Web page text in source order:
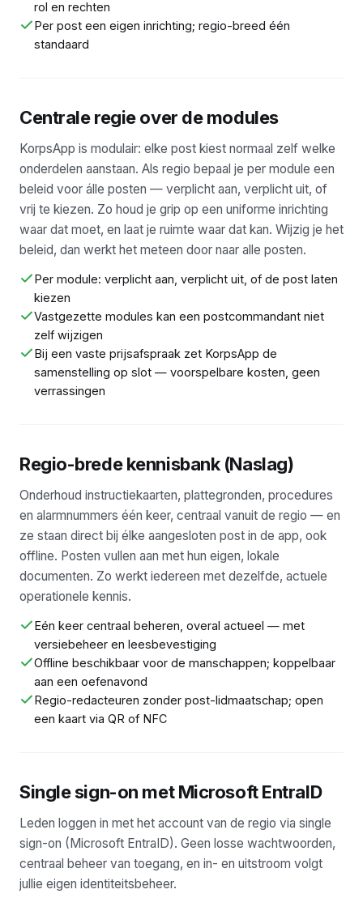
rol en rechten
Per post een eigen inrichting; regio-breed één
standaard
Centrale regie over de modules
KorpsApp is modulair: elke post kiest normaal zelf welke
onderdelen aanstaan. Als regio bepaal je per module een
beleid voor álle posten — verplicht aan, verplicht uit, of
vrij te kiezen. Zo houd je grip op een uniforme inrichting
waar dat moet, en laat je ruimte waar dat kan. Wijzig je het
beleid, dan werkt het meteen door naar alle posten.
Per module: verplicht aan, verplicht uit, of de post laten
kiezen
Vastgezette modules kan een postcommandant niet
zelf wijzigen
Bij een vaste prijsafspraak zet KorpsApp de
samenstelling op slot — voorspelbare kosten, geen
verrassingen
Regio-brede kennisbank (Naslag)
Onderhoud instructiekaarten, plattegronden, procedures
en alarmnummers één keer, centraal vanuit de regio — en
ze staan direct bij élke aangesloten post in de app, ook
offline. Posten vullen aan met hun eigen, lokale
documenten. Zo werkt iedereen met dezelfde, actuele
operationele kennis.
Eén keer centraal beheren, overal actueel — met
versiebeheer en leesbevestiging
Offline beschikbaar voor de manschappen; koppelbaar
aan een oefenavond
Regio-redacteuren zonder post-lidmaatschap; open
een kaart via QR of NFC
Single sign-on met Microsoft EntraID
Leden loggen in met het account van de regio via single
sign-on (Microsoft EntraID). Geen losse wachtwoorden,
centraal beheer van toegang, en in- en uitstroom volgt
jullie eigen identiteitsbeheer.